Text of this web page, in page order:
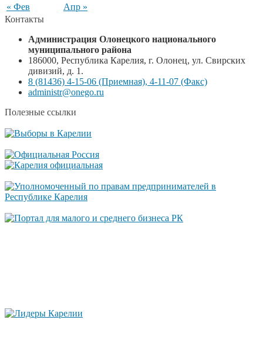
« Фев Апр »
Контакты
Администрация Олонецкого национального
муниципального района
186000, Республика Карелия, г. Олонец, ул. Свирских
дивизий, д. 1.
8 (81436) 4-15-06 (Приемная), 4-11-07 (Факс)
administr@onego.ru
Полезные ссылки